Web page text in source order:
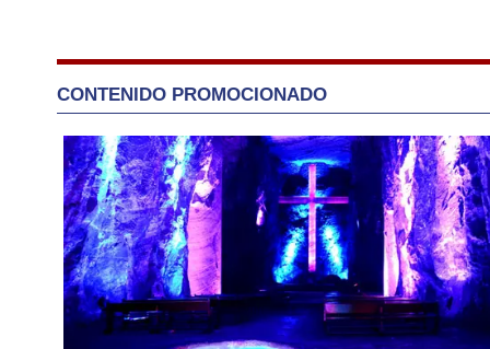
CONTENIDO PROMOCIONADO